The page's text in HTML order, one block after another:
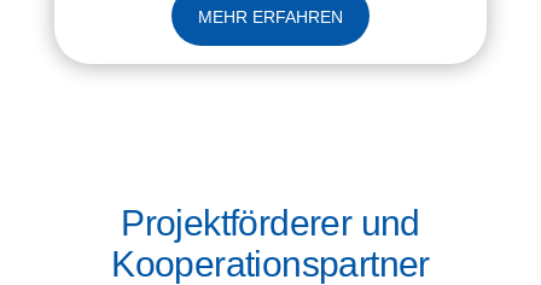
MEHR ERFAHREN
Projektförderer und
Kooperationspartner